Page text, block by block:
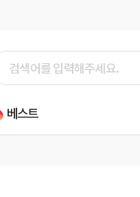
베스트